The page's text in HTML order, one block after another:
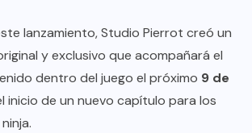
lanzamiento, Studio Pierrot creó un
y exclusivo que acompañará el
dentro del juego el próximo 9 de
inicio de un nuevo capítulo para los